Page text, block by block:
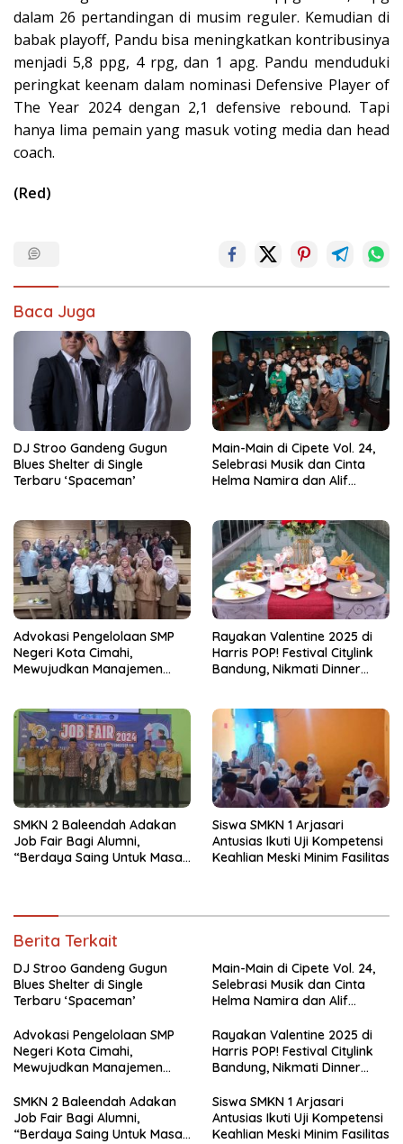
dalam 26 pertandingan di musim reguler. Kemudian di
babak playoff, Pandu bisa meningkatkan kontribusinya
menjadi 5,8 ppg, 4 rpg, dan 1 apg. Pandu menduduki
peringkat keenam dalam nominasi Defensive Player of
The Year 2024 dengan 2,1 defensive rebound. Tapi
hanya lima pemain yang masuk voting media dan head
coach.
(Red)
Baca Juga
DJ Stroo Gandeng Gugun
Blues Shelter di Single
Terbaru ‘Spaceman’
Main-Main di Cipete Vol. 24,
Selebrasi Musik dan Cinta
Helma Namira dan Alif
Advokasi Pengelolaan SMP
Negeri Kota Cimahi,
Mewujudkan Manajemen
Rayakan Valentine 2025 di
Harris POP! Festival Citylink
Bandung, Nikmati Dinner
SMKN 2 Baleendah Adakan
Job Fair Bagi Alumni,
“Berdaya Saing Untuk Masa
Siswa SMKN 1 Arjasari
Antusias Ikuti Uji Kompetensi
Keahlian Meski Minim Fasilitas
Berita Terkait
DJ Stroo Gandeng Gugun
Blues Shelter di Single
Terbaru ‘Spaceman’
Main-Main di Cipete Vol. 24,
Selebrasi Musik dan Cinta
Helma Namira dan Alif
Advokasi Pengelolaan SMP
Negeri Kota Cimahi,
Mewujudkan Manajemen
Rayakan Valentine 2025 di
Harris POP! Festival Citylink
Bandung, Nikmati Dinner
Spesial
SMKN 2 Baleendah Adakan
Job Fair Bagi Alumni,
“Berdaya Saing Untuk Masa
Siswa SMKN 1 Arjasari
Antusias Ikuti Uji Kompetensi
Keahlian Meski Minim Fasilitas